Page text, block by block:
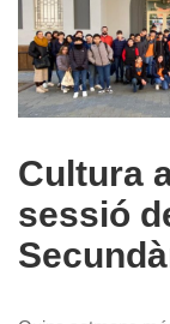
Cultura
sessió